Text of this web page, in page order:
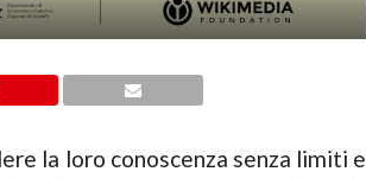
la loro conoscenza senza limiti e